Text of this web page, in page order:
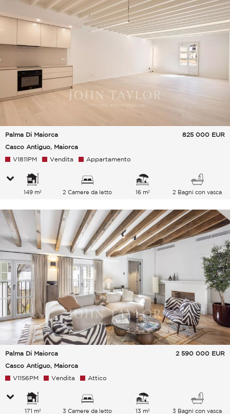
Palma Di Maiorca
Casco Antiguo, Maiorca
825 000 EUR
V1811PM Vendita Appartamento
149 m² 2 Camere da letto 16 m² 2 Bagni con vasca
Palma Di Maiorca
Casco Antiguo, Maiorca
2 590 000 EUR
V1156PM Vendita Attico
171 m² 3 Camere da letto 13 m² 3 Bagni con vasca